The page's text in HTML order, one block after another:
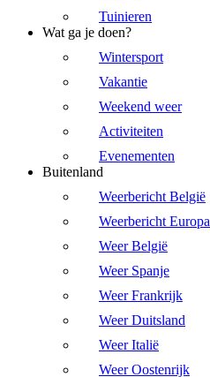
Tuinieren
Wat ga je doen?
Wintersport
Vakantie
Weekend weer
Activiteiten
Evenementen
Buitenland
Weerbericht België
Weerbericht Europa
Weer België
Weer Spanje
Weer Frankrijk
Weer Duitsland
Weer Italië
Weer Oostenrijk